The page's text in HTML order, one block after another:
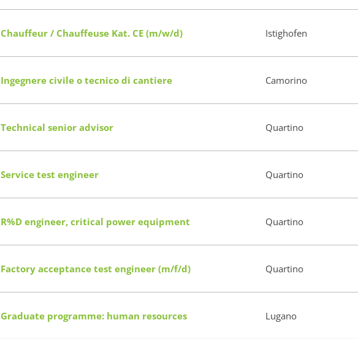
Chauffeur / Chauffeuse Kat. CE (m/w/d) Istighofen
Ingegnere civile o tecnico di cantiere Camorino
Technical senior advisor Quartino
Service test engineer Quartino
R%D engineer, critical power equipment Quartino
Factory acceptance test engineer (m/f/d) Quartino
Graduate programme: human resources Lugano